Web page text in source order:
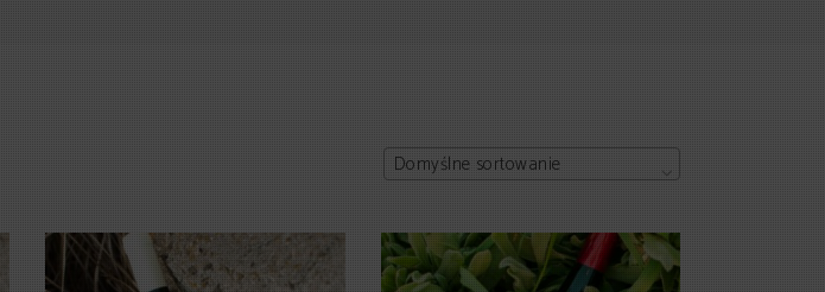
Domyślne sortowanie